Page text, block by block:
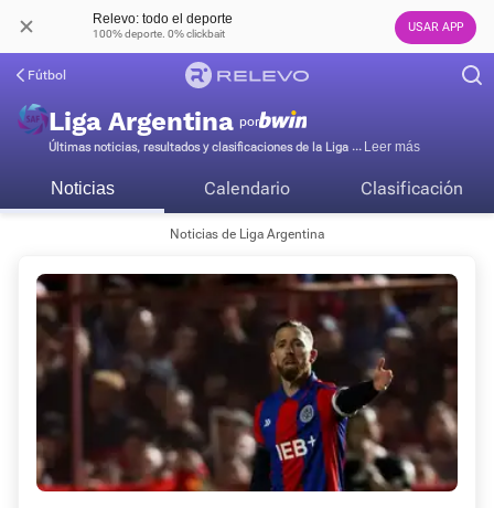
Relevo: todo el deporte
100% deporte. 0% clickbait USAR APP
Fútbol
Liga Argentina por
Últimas noticias, resultados y clasificaciones de la Liga ...
Noticias Calendario Clasificación
Noticias de Liga Argentina